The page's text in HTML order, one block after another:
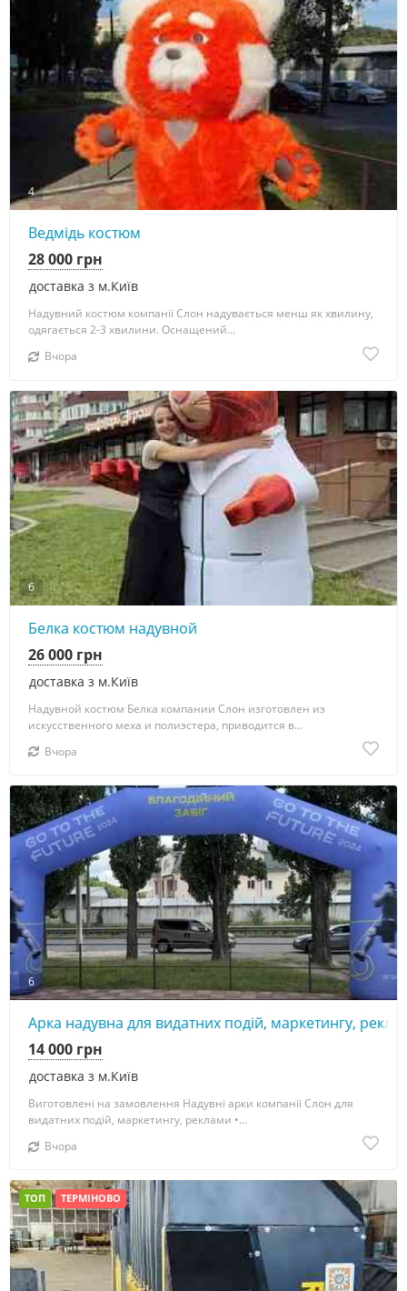
4
Ведмідь костюм
доставка з м.Київ
28 000 грн
Надувний костюм компанії Слон надувається менш як хвилину,
одягається 2-3 хвилини. Оснащений...
Вчора
6
Белка костюм надувной
доставка з м.Київ
26 000 грн
Надувной костюм Белка компании Слон изготовлен из
искусственного меха и полиэстера, приводится в...
Вчора
6
Арка надувна для видатних подій, маркетингу,
доставка з м.Київ
14 000 грн
Виготовлені на замовлення Надувні арки компанії Слон для
видатних подій, маркетингу, реклами •...
Вчора
ТОП ТЕРМІНОВО